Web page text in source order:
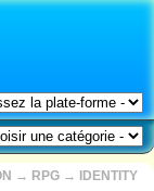
→ RPG → IDENTITY